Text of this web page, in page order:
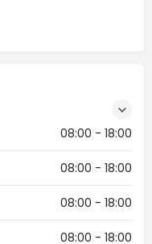
08:00 - 18:00
08:00 - 18:00
08:00 - 18:00
08:00 - 18:00